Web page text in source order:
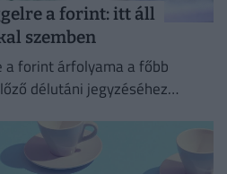
a forint: itt áll
szemben
a forint árfolyama a főbb
délutáni jegyzéséhez